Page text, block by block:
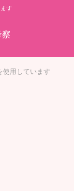
す
使用しています